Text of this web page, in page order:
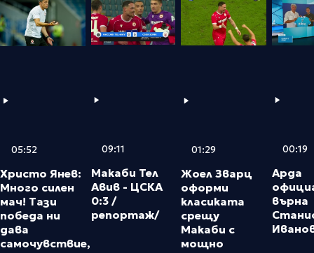
05:52
Христо Янев:
Много силен
мач! Тази
победа ни
дава
самочувствие,
09:11
Макаби Тел
Авив - ЦСКА
0:3 /
репортаж/
01:29
Жоел Зварц
оформи
класиката
срещу
Макаби с
мощно
00:19
Арда
върна